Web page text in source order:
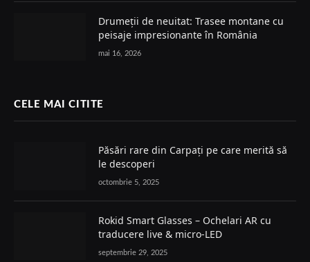
Drumeții de neuitat: Trasee montane cu
peisaje impresionante în România
mai 16, 2026
CELE MAI CITITE
Păsări rare din Carpați pe care merită să
le descoperi
octombrie 5, 2025
Rokid Smart Glasses – Ochelari AR cu
traducere live & micro-LED
septembrie 29, 2025